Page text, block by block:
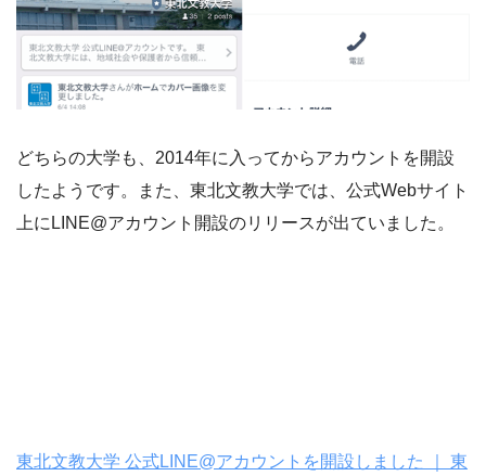
どちらの大学も、2014年に入ってからアカウントを開設
したようです。また、東北文教大学では、公式Webサイト
上にLINE@アカウント開設のリリースが出ていました。
東北文教大学 公式LINE@アカウントを開設しました ｜ 東